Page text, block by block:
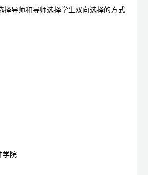
择导师和导师选择学生双向选择的方式
学院